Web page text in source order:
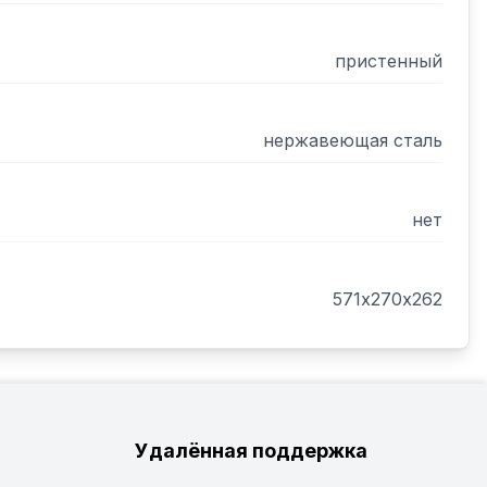
пристенный
нержавеющая сталь
нет
571х270х262
Удалённая поддержка